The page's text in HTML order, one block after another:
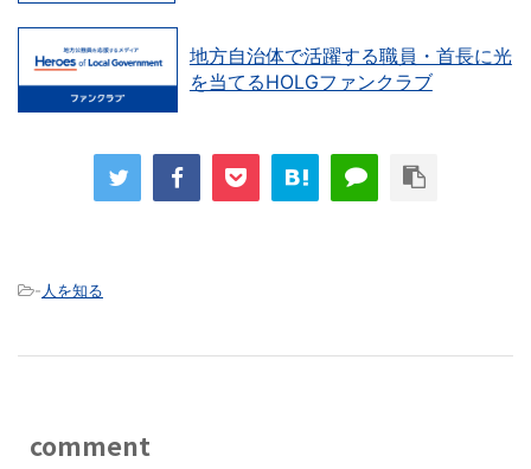
地方自治体で活躍する職員・首長に光
を当てるHOLGファンクラブ
- 人を知る
comment